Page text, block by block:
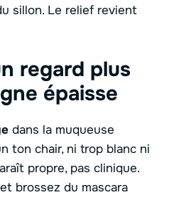
sillon. Le relief revient
regard plus
épaisse
dans la muqueuse
ton chair, ni trop blanc ni
propre, pas clinique.
brossez du mascara